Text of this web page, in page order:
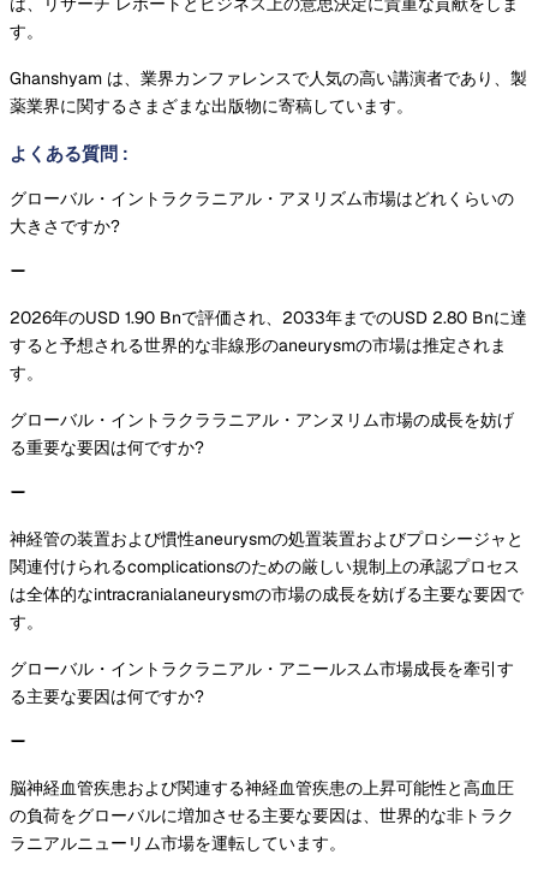
す。
Ghanshyam は、業界カンファレンスで人気の高い講演者であり、製
薬業界に関するさまざまな出版物に寄稿しています。
よくある質問 :
グローバル・イントラクラニアル・アヌリズム市場はどれくらいの
大きさですか?
2026年のUSD 1.90 Bnで評価され、2033年までのUSD 2.80 Bnに達
すると予想される世界的な非線形のaneurysmの市場は推定されま
す。
グローバル・イントラクララニアル・アンヌリム市場の成長を妨げ
る重要な要因は何ですか?
神経管の装置および慣性aneurysmの処置装置およびプロシージャと
関連付けられるcomplicationsのための厳しい規制上の承認プロセス
は全体的なintracranialaneurysmの市場の成長を妨げる主要な要因で
す。
グローバル・イントラクラニアル・アニールスム市場成長を牽引す
る主要な要因は何ですか?
脳神経血管疾患および関連する神経血管疾患の上昇可能性と高血圧
の負荷をグローバルに増加させる主要な要因は、世界的な非トラク
ラニアルニューリム市場を運転しています。